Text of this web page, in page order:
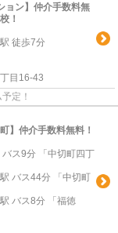
ョン】仲介手数料無
！
駅 徒歩7分
丁目16-43
定！
】仲介手数料無料！
バス9分 「中切町四丁
駅 バス44分 「中切町
駅 バス8分 「福徳